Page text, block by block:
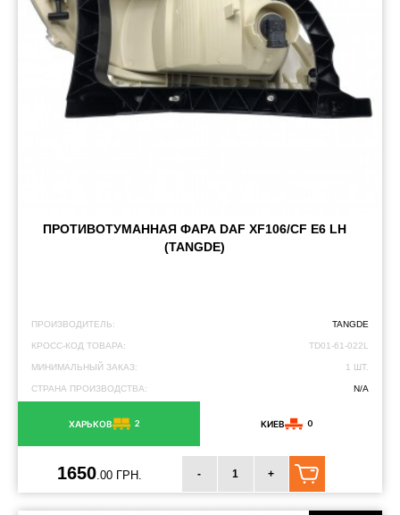
ПРОТИВОТУМАННАЯ ФАРА DAF XF106/CF E6 LH
(TANGDE)
ПРОИЗВОДИТЕЛЬ: TANGDE
КРОСС-КОД ТОВАРА: TD01-61-022L
МИНИМАЛЬНЫЙ ЗАКАЗ: 1 ШТ.
СТРАНА ПРОИЗВОДСТВА: N/A
ХАРЬКОВ 2 КИЕВ 0
1650 .00 ГРН. - +